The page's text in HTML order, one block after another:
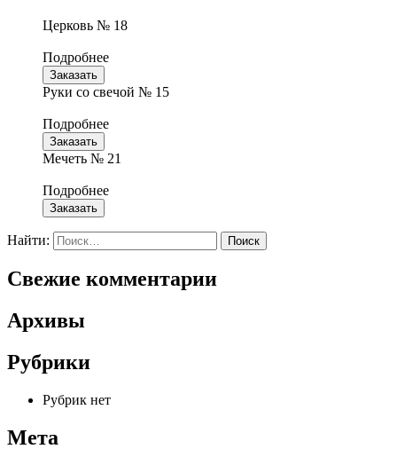
Церковь № 18
Подробнее
Заказать
Руки со свечой № 15
Подробнее
Заказать
Мечеть № 21
Подробнее
Заказать
Найти:
Свежие комментарии
Архивы
Рубрики
Рубрик нет
Мета